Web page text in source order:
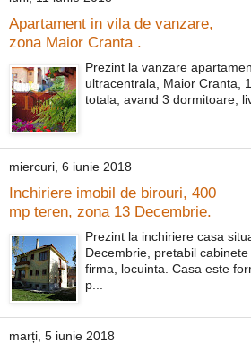
Apartament in vila de vanzare,
zona Maior Cranta .
Prezint la vanzare
ultracentrala, Maior Cranta,
totala, avand 3 dormitoare,
miercuri, 6 iunie 2018
Inchiriere imobil de birouri, 400
mp teren, zona 13 Decembrie.
Prezint la inchiriere casa
Decembrie, pretabil
firma, locuinta. Casa este
p...
marți, 5 iunie 2018